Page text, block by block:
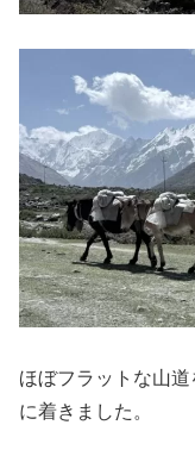
ほぼフラットな山
に着きました。